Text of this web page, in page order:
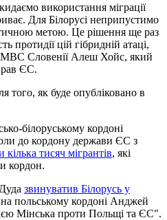
використання міграції
Для Білорусі неприпустимо
метою. Це рішення ще раз
протидії цій гібридній атаці,
МВС Словенії Алеш Хойс, який
ЄС.
того, як буде опубліковано в
білоруському кордоні
до кордону держави ЄС з
кілька тисяч мігрантів, які
кордон.
звинуватив Білорусь у
польському кордоні Анджей
Мінська проти Польщі та ЄС".